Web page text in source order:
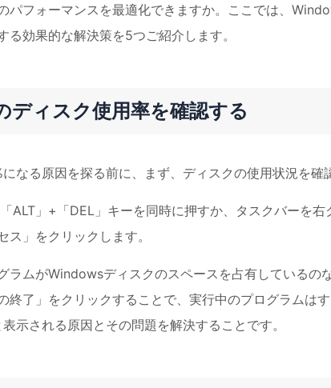
パフォーマンスを最適化できますか。ここでは、
る効果的な解決策を5つご紹介します。
ィスク使用率を確認する
なる原因を探る前に、まず、ディスクの使用状況を確
ALT」+「DEL」キーを同時に押すか、タスクバーを
」をクリックします。
ラムがWindowsディスクのスペースを占有しているの
終了」をクリックすることで、実行中のプログラムは
示される原因とその問題を解決することです。